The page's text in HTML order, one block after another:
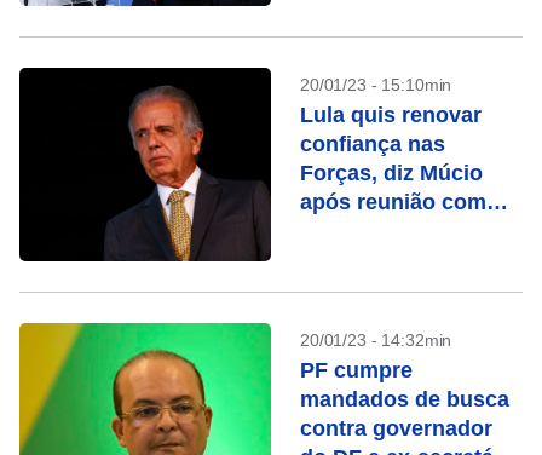
20/01/23 - 15:10min
Lula quis renovar
confiança nas
Forças, diz Múcio
após reunião com
20/01/23 - 14:32min
PF cumpre
mandados de busca
contra governador